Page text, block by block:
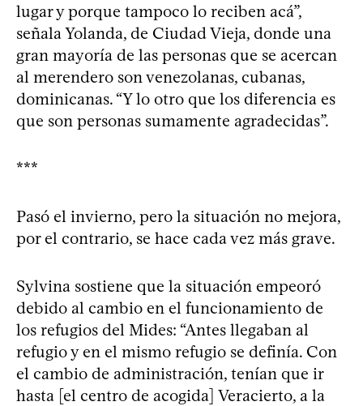
lugar y porque tampoco lo reciben acá”,
señala Yolanda, de Ciudad Vieja, donde una
gran mayoría de las personas que se acercan
al merendero son venezolanas, cubanas,
dominicanas. “Y lo otro que los diferencia es
que son personas sumamente agradecidas”.
***
Pasó el invierno, pero la situación no mejora,
por el contrario, se hace cada vez más grave.
Sylvina sostiene que la situación empeoró
debido al cambio en el funcionamiento de
los refugios del Mides: “Antes llegaban al
refugio y en el mismo refugio se definía. Con
el cambio de administración, tenían que ir
hasta [el centro de acogida] Veracierto, a la